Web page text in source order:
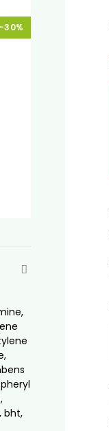
-30%
bht,